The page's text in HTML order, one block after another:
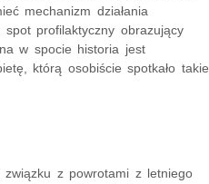
mechanizm działania
spot profilaktyczny obrazujący
w spocie historia jest
którą osobiście spotkało takie
z powrotami z letniego